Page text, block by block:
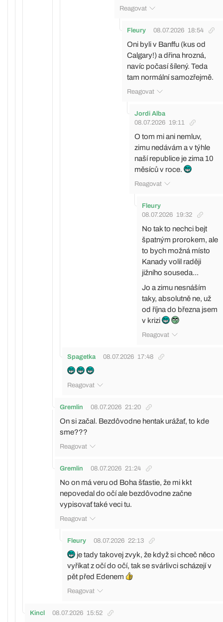
Reagovat
Fleury 08.07.2026 18:54
Oni byli v Banffu (kus od
Calgary!) a dřina hrozná,
navíc počasí šílený. Teda
tam normální samozřejmě.
Reagovat
Jordi Alba
08.07.2026 19:11
O tom mi ani nemluv,
zimu nedávám a v týhle
naší republice je zima 10
měsíců v roce.
Reagovat
Fleury
08.07.2026 19:32
No tak to nechci bejt
špatným prorokem, ale
to bych možná místo
Kanady volil raději
jižního souseda...
Jo a zimu nesnáším
taky, absolutně ne, už
od října do března jsem
v krizi
Reagovat
Spagetka 08.07.2026 17:48
Reagovat
Gremlin 08.07.2026 21:20
On si začal. Bezdôvodne hentak urážať, to kde
sme???
Reagovat
Gremlin 08.07.2026 21:24
No on má veru od Boha šťastie, že mi kkt
nepovedal do očí ale bezdôvodne začne
vypisovať také veci tu.
Reagovat
Fleury 08.07.2026 22:13
je tady takovej zvyk, že když si chceč něco
vyříkat z očí do očí, tak se svárlivci scházejí v
pět před Edenem
Reagovat
Kincl 08.07.2026 15:52